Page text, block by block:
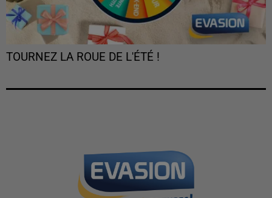
TOURNEZ LA ROUE DE L'ÉTÉ !